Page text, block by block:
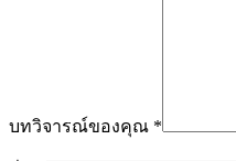
บทวิจารณ์ของคุณ *